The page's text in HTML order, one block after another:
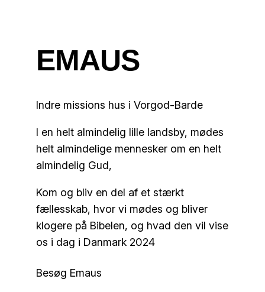
EMAUS
Indre missions hus i Vorgod-Barde
I en helt almindelig lille landsby, mødes
helt almindelige mennesker om en helt
almindelig Gud,
Kom og bliv en del af et stærkt
fællesskab, hvor vi mødes og bliver
klogere på Bibelen, og hvad den vil vise
os i dag i Danmark 2024
Besøg Emaus